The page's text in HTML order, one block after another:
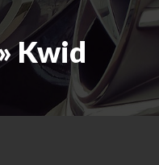
Kwid